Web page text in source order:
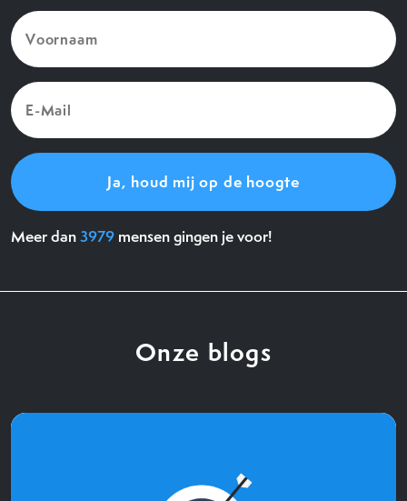
Voornaam
(Vereist)
E-
Mail
(Vereist)
Meer dan3979 mensen gingen je voor!
Onze blogs